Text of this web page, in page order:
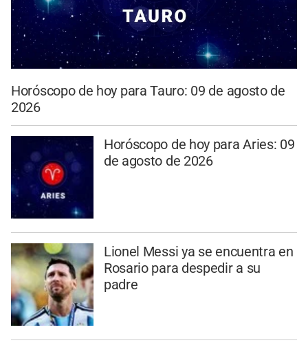
Horóscopo de hoy para Tauro: 09 de agosto de
2026
Horóscopo de hoy para Aries: 09
de agosto de 2026
Lionel Messi ya se encuentra en
Rosario para despedir a su
padre